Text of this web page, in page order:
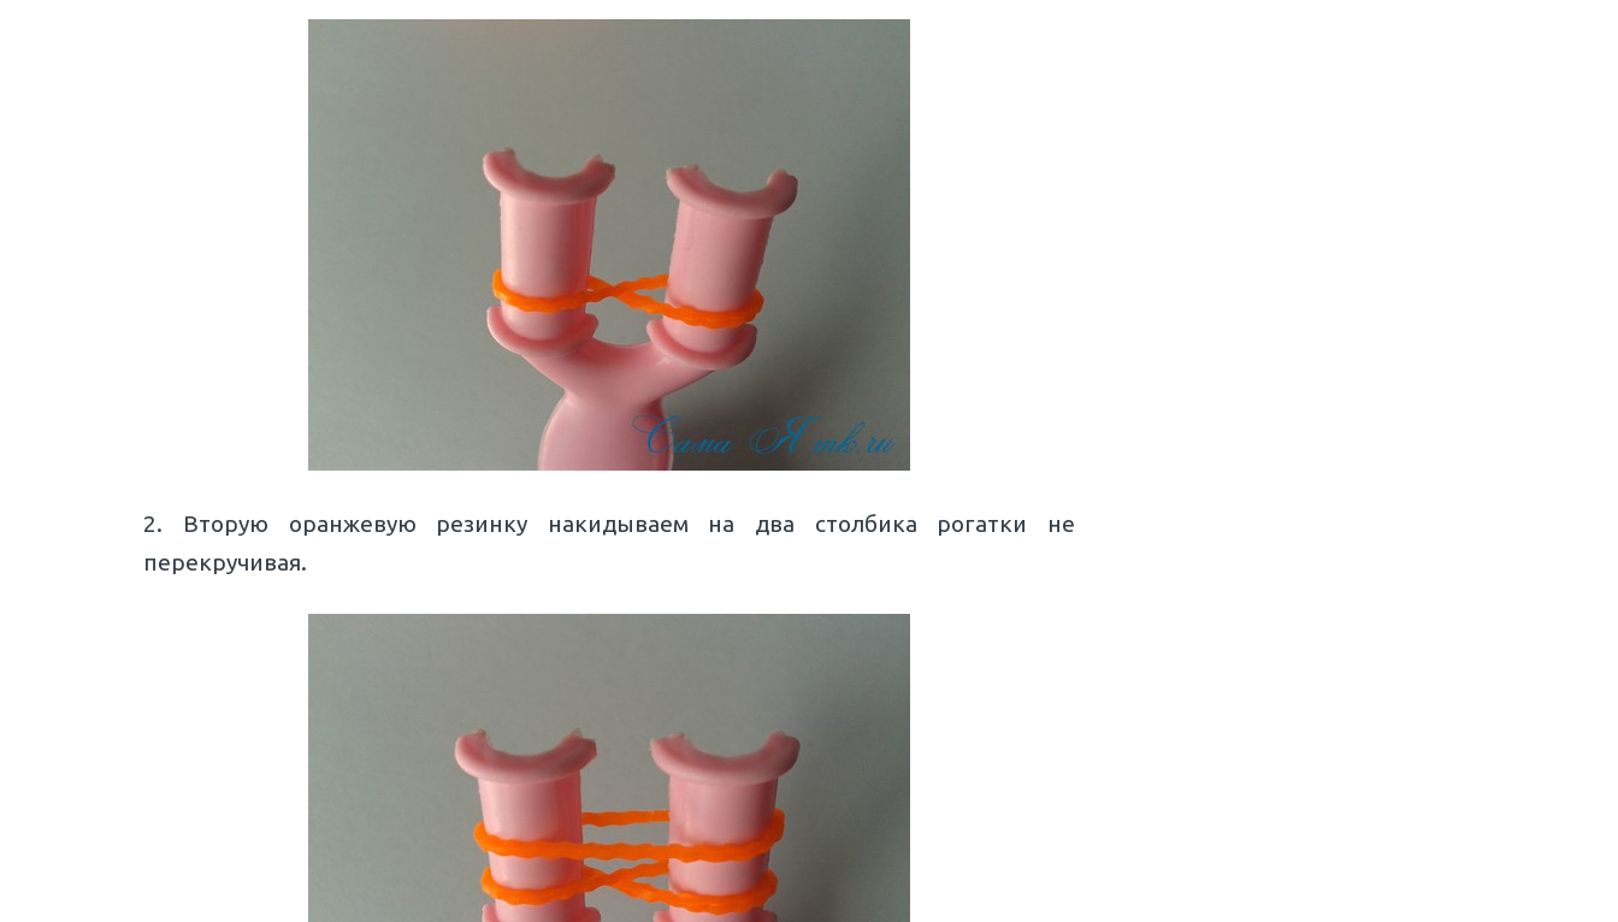
2. Вторую оранжевую резинку накидываем на два столбика рогатки не
перекручивая.